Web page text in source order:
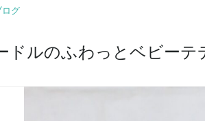
ログ
ドルのふわっとベビーテ